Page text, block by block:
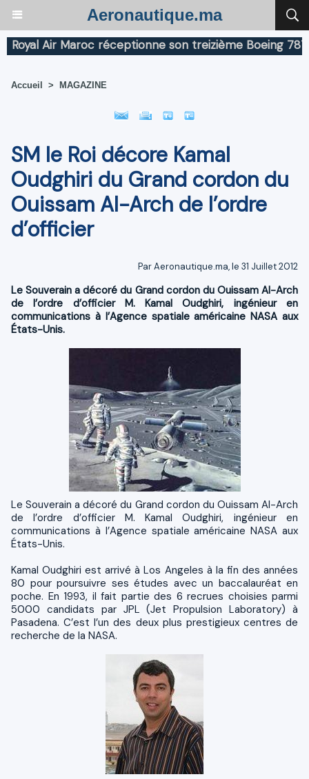
Aeronautique.ma
Air Maroc réceptionne son treizième Boeing 787
Accueil > MAGAZINE
SM le Roi décore Kamal
Oudghiri du Grand cordon du
Ouissam Al-Arch de l’ordre
d’officier
Par Aeronautique.ma, le 31 Juillet 2012
Le Souverain a décoré du Grand cordon du Ouissam Al-Arch
de l’ordre d’officier M. Kamal Oudghiri, ingénieur en
communications à l’Agence spatiale américaine NASA aux
États-Unis.
Le Souverain a décoré du Grand cordon du Ouissam Al-Arch
de l’ordre d’officier M. Kamal Oudghiri, ingénieur en
communications à l’Agence spatiale américaine NASA aux
États-Unis.
Kamal Oudghiri est arrivé à Los Angeles à la fin des années
80 pour poursuivre ses études avec un baccalauréat en
poche. En 1993, il fait partie des 6 recrues choisies parmi
5000 candidats par JPL (Jet Propulsion Laboratory) à
Pasadena. C’est l’un des deux plus prestigieux centres de
recherche de la NASA.